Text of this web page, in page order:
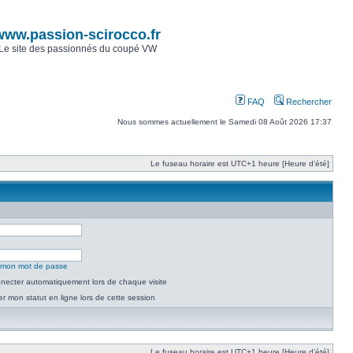
scirocco.fr
Le site des passionnés du coupé VW
FAQ Rechercher
Nous sommes actuellement le Samedi 08 Août 2026 17:37
Le fuseau horaire est UTC+1 heure [Heure d’été]
mot de passe
automatiquement lors de chaque visite
mon statut en ligne lors de cette session